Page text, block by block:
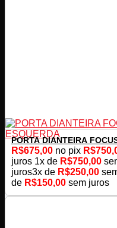
PORTA DIANTEIRA
R$675,00 no pix R$
juros 1x de R$750,00
juros3x de R$250,00
de R$150,00 sem juros